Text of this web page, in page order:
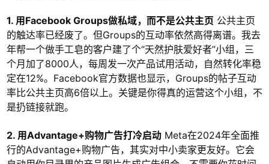
1. 用Facebook Groups做私域，而不是公共主页 公共主页
的触达率已经废了。但Groups的互动率依然高得离谱。我去
年帮一个做手工皂的客户建了个“天然护肤爱好者”小组，三
个月加了8000人，每周发一次产品试用活动，自然转化率稳
定在12%。Facebook官方数据也显示，Groups的帖子互动
率比公共主页高6倍以上。关键是你得真的运营这个小组，不
是扔链接就跑。
2. 用Advantage+购物广告打冷启动 Meta在2024年全面推
行的Advantage+购物广告，其实对中小卖家更友好。它会